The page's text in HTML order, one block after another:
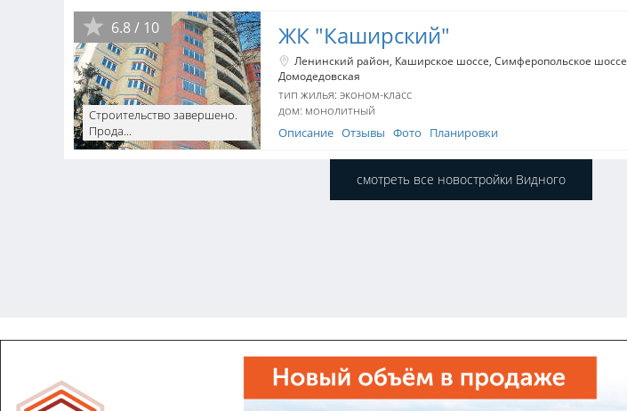
6.8 / 10
Строительство завершено.
Прода...
ЖК "Каширский"
Ленинский район Каширское шоссе Симферопольское шоссе
Домодедовская
тип жилья: эконом-класс
дом: монолитный
Описание Отзывы Фото Планировки
смотреть все новостройки Видного